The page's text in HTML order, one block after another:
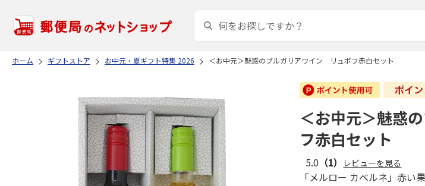
ホーム ギフトストア お中元・夏ギフト特集 2026 ＜お中元＞魅惑のブルガリアワイン リュボフ赤白セット
＜お中元＞魅惑
フ赤白セット
5.0 （1） レビューを見る
「メルロー カベルネ」赤い